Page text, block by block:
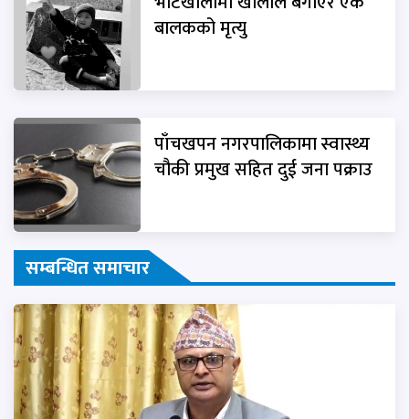
बालकको मृत्यु
पाँचखपन नगरपालिकामा स्वास्थ्य
चौकी प्रमुख सहित दुई जना पक्राउ
सम्बन्धित समाचार